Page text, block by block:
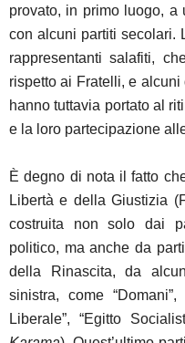
provato, in primo luogo,
con alcuni partiti secolari.
rappresentanti salafiti,
rispetto ai Fratelli, e
hanno tuttavia portato al
e la loro partecipazione
È degno di nota il fatto
Libertà e della Giustizia
costruita non solo dai
politico, ma anche da
della Rinascita, da
sinistra, come
Liberale”, “Egitto